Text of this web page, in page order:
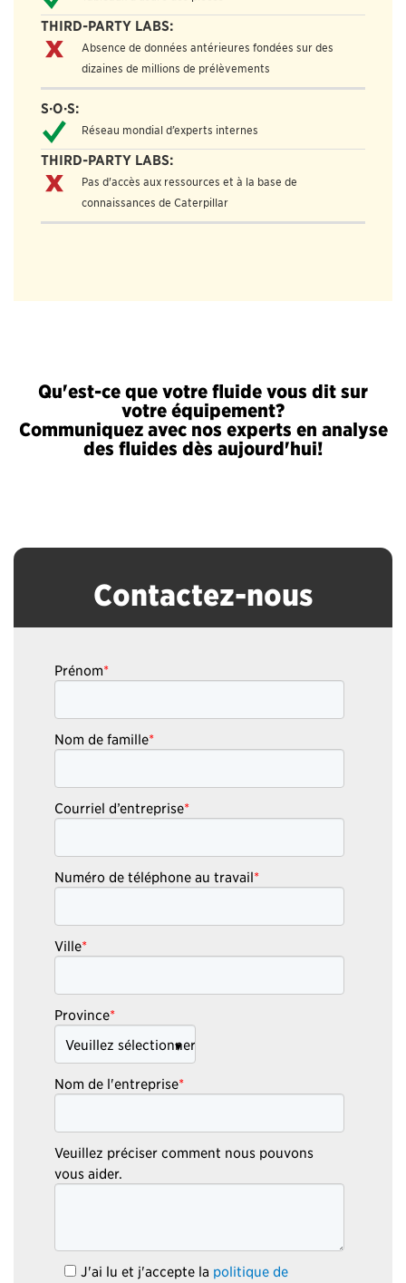
Absence de données antérieures fondées sur des
dizaines de millions de prélèvements
Réseau mondial d’experts internes
Pas d'accès aux ressources et à la base de
connaissances de Caterpillar
Qu'est-ce que votre fluide vous dit sur
votre équipement?
Communiquez avec nos experts en analyse
des fluides dès aujourd'hui!
Contactez-nous
Prénom*
Nom de famille*
Courriel d’entreprise*
Numéro de téléphone au travail*
Ville*
Province*
Nom de l'entreprise*
Veuillez préciser comment nous pouvons
vous aider.
J'ai lu et j'accepte la politique de